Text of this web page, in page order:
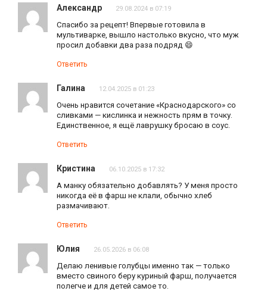
Александр 29.08.2024 в 07:19
Спасибо за рецепт! Впервые готовила в
мультиварке, вышло настолько вкусно, что муж
просил добавки два раза подряд 😄
Ответить
Галина 12.04.2025 в 01:23
Очень нравится сочетание «Краснодарского» со
сливками — кислинка и нежность прям в точку.
Единственное, я ещё лаврушку бросаю в соус.
Ответить
Кристина 06.10.2025 в 17:32
А манку обязательно добавлять? У меня просто
никогда её в фарш не клали, обычно хлеб
размачивают.
Ответить
Юлия 26.05.2026 в 06:08
Делаю ленивые голубцы именно так — только
вместо свиного беру куриный фарш, получается
полегче и для детей самое то.